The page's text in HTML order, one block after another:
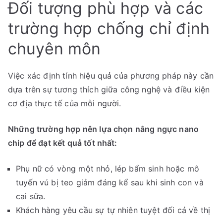
Đối tượng phù hợp và các
trường hợp chống chỉ định
chuyên môn
Việc xác định tính hiệu quả của phương pháp này cần
dựa trên sự tương thích giữa công nghệ và điều kiện
cơ địa thực tế của mỗi người.
Những trường hợp nên lựa chọn nâng ngực nano
chip để đạt kết quả tốt nhất:
Phụ nữ có vòng một nhỏ, lép bẩm sinh hoặc mô
tuyến vú bị teo giảm đáng kể sau khi sinh con và
cai sữa.
Khách hàng yêu cầu sự tự nhiên tuyệt đối cả về thị